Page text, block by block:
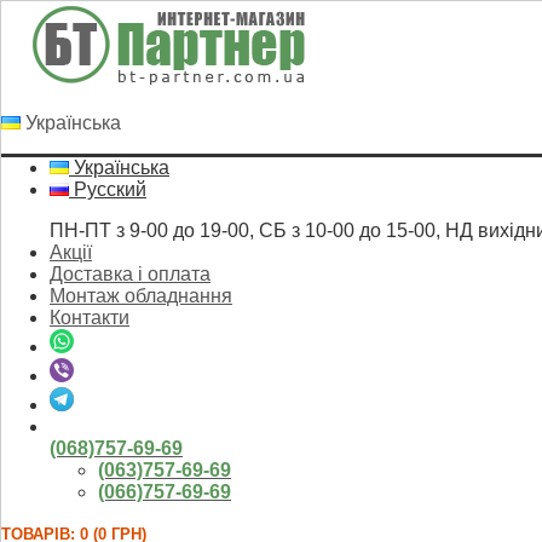
Українська
Українська
Русский
ПН-ПТ з 9-00 до 19-00, СБ з 10-00 до 15-00, НД
Акції
Доставка і оплата
Монтаж обладнання
Контакти
(068)757-69-69
(063)757-69-69
(066)757-69-69
ТОВАРІВ: 0 (0 ГРН)